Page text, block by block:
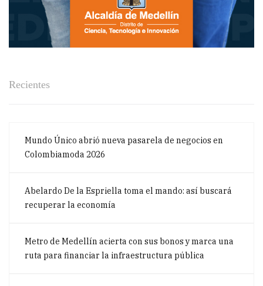
Recientes
Mundo Único abrió nueva pasarela de negocios en
Colombiamoda 2026
Abelardo De la Espriella toma el mando: así buscará
recuperar la economía
Metro de Medellín acierta con sus bonos y marca una
ruta para financiar la infraestructura pública